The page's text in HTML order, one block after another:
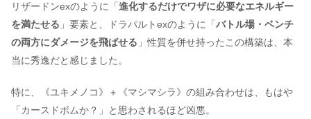
リザードンexのように「 進化するだけでワザに必要なエネルギー
を満たせる 」要素と、ドラパルトexのように「 バトル場・ベンチ
の両方にダメージを飛ばせる 」性質を併せ持ったこの構築は、本
当に秀逸だと感じました。
特に、《ユキメノコ》＋《マシマシラ》の組み合わせは、もはや
「カースドボムか？」と思わされるほど凶悪。